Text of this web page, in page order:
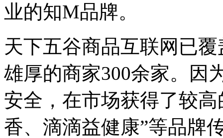
业的知M品牌。
天下五谷商品互联网已
雄厚的商家300余家。因
安全，在市场获得了较
香、滴滴益健康”等品牌